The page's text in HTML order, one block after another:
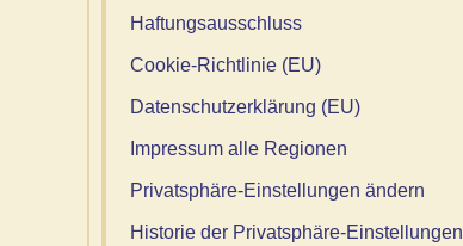
Haftungsausschluss
Cookie-Richtlinie (EU)
Datenschutzerklärung (EU)
Impressum alle Regionen
Privatsphäre-Einstellungen ändern
Historie der Privatsphäre-Einstellungen